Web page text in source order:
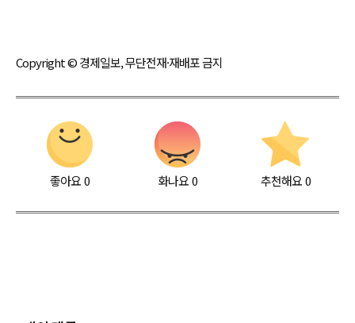
Copyright © 경제일보, 무단전재·재배포 금지
좋아요0 화나요0 추천해요 0